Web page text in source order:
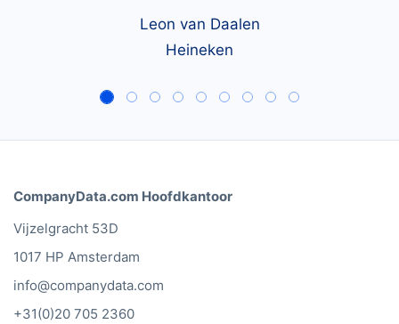
Leon van Daalen
Heineken
CompanyData.com Hoofdkantoor
Vijzelgracht 53D
1017 HP Amsterdam
info@companydata.com
+31(0)20 705 2360